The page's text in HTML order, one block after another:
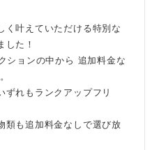
く叶えていただける特別な
した！
ションの中から 追加料金な
ずれもランクアップフリ
類も追加料金なしで選び放